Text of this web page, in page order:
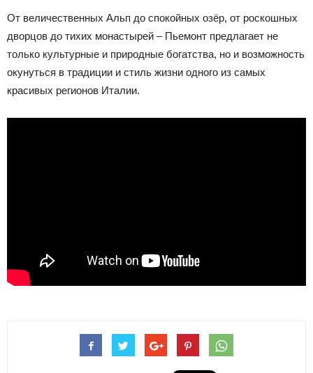
От величественных Альп до спокойных озёр, от роскошных
дворцов до тихих монастырей – Пьемонт предлагает не
только культурные и природные богатства, но и возможность
окунуться в традиции и стиль жизни одного из самых
красивых регионов Италии.